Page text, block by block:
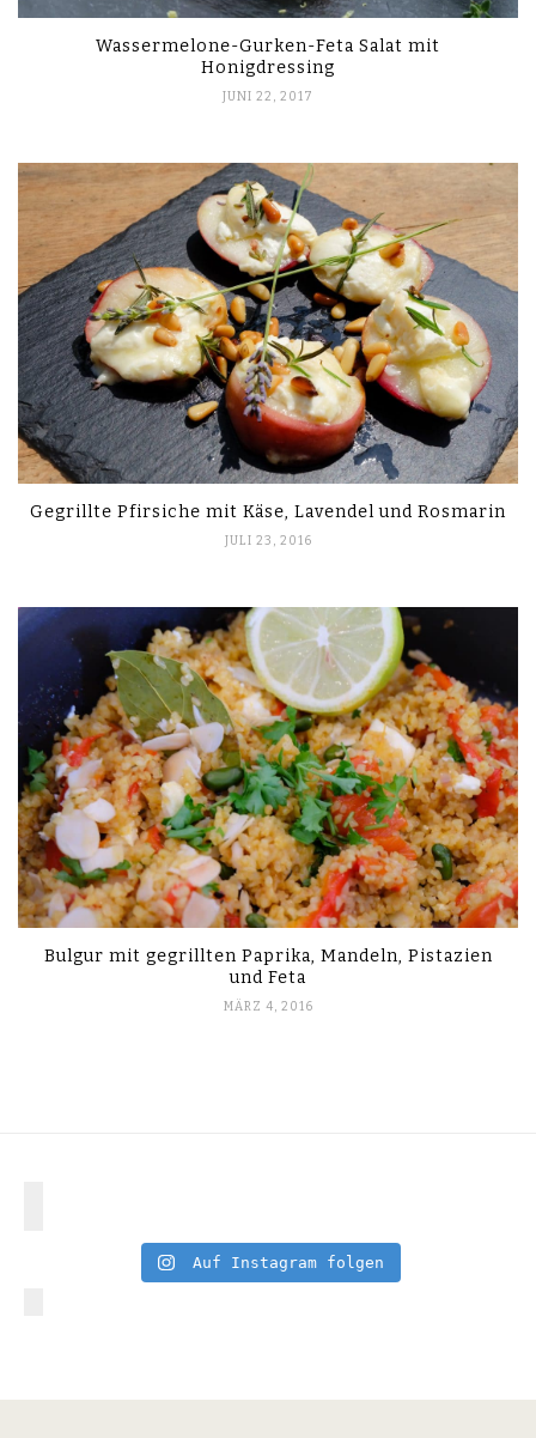
Wassermelone-Gurken-Feta Salat mit
Honigdressing
JUNI 22, 2017
Gegrillte Pfirsiche mit Käse, Lavendel und Rosmarin
JULI 23, 2016
Bulgur mit gegrillten Paprika, Mandeln, Pistazien
und Feta
MÄRZ 4, 2016
Auf Instagram folgen